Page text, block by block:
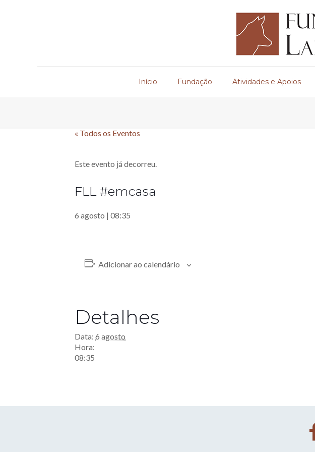
Início Fundação Atividades e Apoios
« Todos os Eventos
Este evento já decorreu.
FLL #emcasa
6 agosto | 08:35
Adicionar ao calendário
Detalhes
Data: 6 agosto
Hora:
08:35